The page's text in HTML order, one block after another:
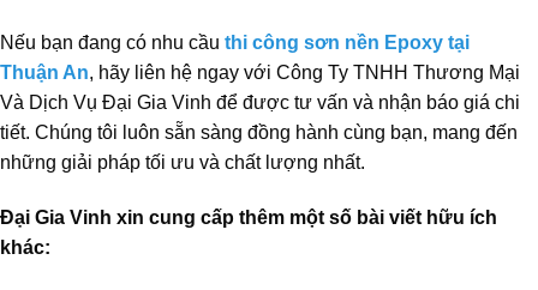
Nếu bạn đang có nhu cầu thi công sơn nền Epoxy tại
Thuận An, hãy liên hệ ngay với Công Ty TNHH Thương Mại
Và Dịch Vụ Đại Gia Vinh để được tư vấn và nhận báo giá chi
tiết. Chúng tôi luôn sẵn sàng đồng hành cùng bạn, mang đến
những giải pháp tối ưu và chất lượng nhất.
Đại Gia Vinh xin cung cấp thêm một số bài viết hữu ích
khác: